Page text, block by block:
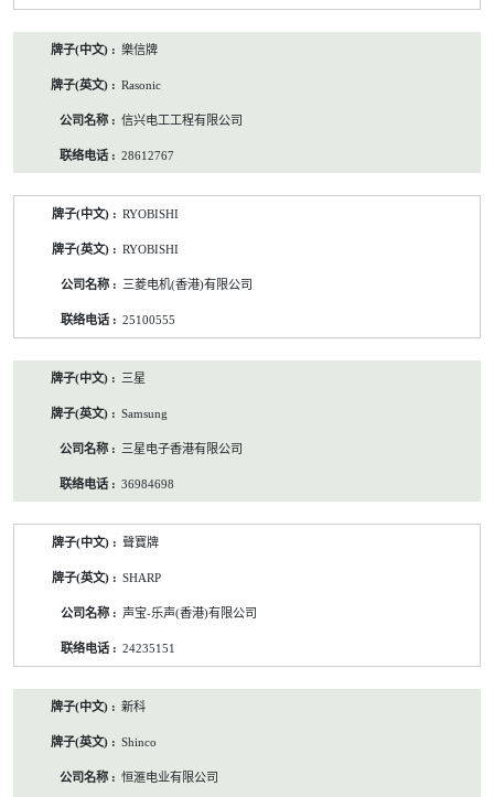
樂信牌
Rasonic
信兴电工工程有限公司
28612767
RYOBISHI
RYOBISHI
三菱电机(香港)有限公司
25100555
三星
Samsung
三星电子香港有限公司
36984698
聲寶牌
SHARP
声宝-乐声(香港)有限公司
24235151
新科
Shinco
恒滙电业有限公司